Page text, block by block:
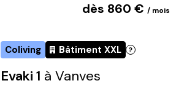
dès 860 €/ mois
Coliving Bâtiment XXL
Evaki 1 à Vanves